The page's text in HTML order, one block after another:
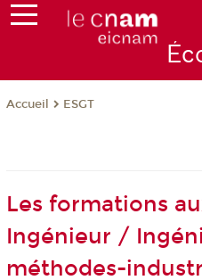
Accueil ESGT
Les formations
Ingénieur /
méthodes-